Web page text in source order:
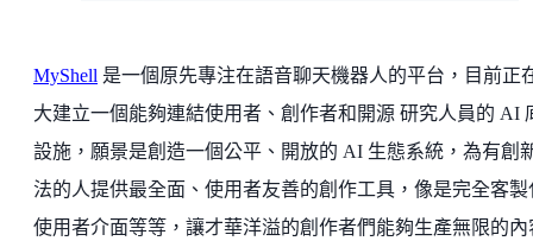
MyShell 是一個原先專注在語音聊天機器人的平台，目前正
大建立一個能夠連結使用者、創作者和開源 研究人員的 AI
設施，願景是創造一個公平、開放的 AI 生態系統，為有創
法的人提供最全面、使用者友善的創作工具，像是完全客製
使用者介面等等，讓才華洋溢的創作者們能夠生產無限的內